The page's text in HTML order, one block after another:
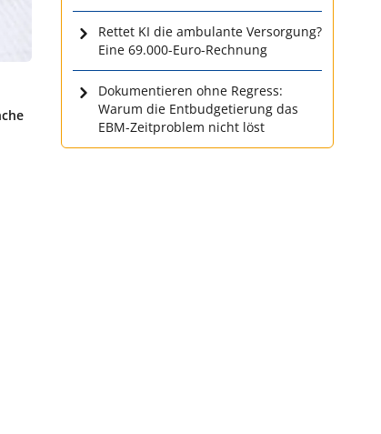
Rettet KI die ambulante Versorgung?
Eine 69.000-Euro-Rechnung
Dokumentieren ohne Regress:
Warum die Entbudgetierung das
EBM-Zeitproblem nicht löst